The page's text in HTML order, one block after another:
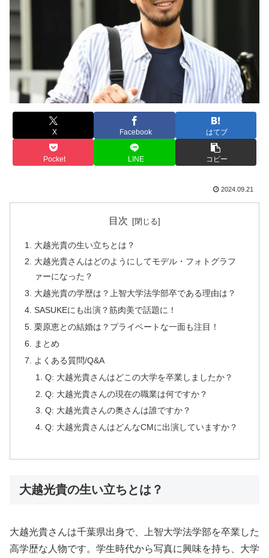
X Facebook はてブ
Pocket LINE コピー
2024.09.21
目次
大越光貴の生い立ちとは？
大越光貴さんはどのようにしてモデル・フォトグラフ
ァーになった？
大越光貴の学歴は？上智大学法学部卒である理由は？
SASUKEにも出演？筋肉美で話題に！
栗原恵との結婚は？プライベートな一面も注目！
まとめ
よくある質問/Q&A
Q: 大越光貴さんはどこの大学を卒業しましたか？
Q: 大越光貴さんの現在の職業は何ですか？
Q: 大越光貴さんの奥さんは誰ですか？
Q: 大越光貴さんはどんなCMに出演していますか？
大越光貴の生い立ちとは？
大越光貴さんは千葉県出身で、上智大学法学部を卒業した
高学歴な人物です。学生時代から写真に興味を持ち、大学